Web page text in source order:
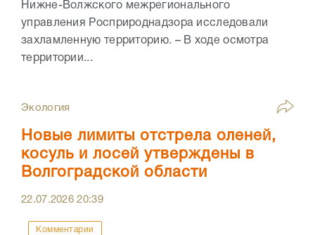
Нижне-Волжского межрегионального
управления Росприроднадзора исследовали
захламленную территорию. – В ходе осмотра
территории...
Экология
Новые лимиты отстрела оленей,
косуль и лосей утверждены в
Волгоградской области
22.07.202620:39
Комментарии